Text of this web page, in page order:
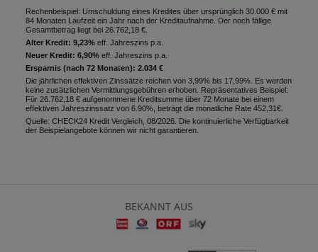
Rechenbeispiel: Umschuldung eines Kredites über ursprünglich 30.000 € mit
84 Monaten Laufzeit ein Jahr nach der Kreditaufnahme. Der noch fällige
Gesamtbetrag liegt bei 26.762,18 €.
Alter Kredit: 9,23% eff. Jahreszins p.a.
Neuer Kredit: 6,90% eff. Jahreszins p.a.
Ersparnis (nach 72 Monaten): 2.034 €
Die jährlichen effektiven Zinssätze reichen von 3,99% bis 17,99%. Es werden
keine zusätzlichen Vermittlungsgebühren erhoben. Repräsentatives Beispiel:
Für 26.762,18 € aufgenommene Kreditsumme über 72 Monate bei einem
effektiven Jahreszinssatz von 6.90%, beträgt die monatliche Rate 452,31€.
Quelle: CHECK24 Kredit Vergleich, 08/2026. Die kontinuierliche Verfügbarkeit
der Beispielangebote können wir nicht garantieren.
BEKANNT AUS